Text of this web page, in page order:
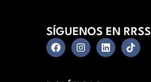
SÍGUENOS EN RRSS